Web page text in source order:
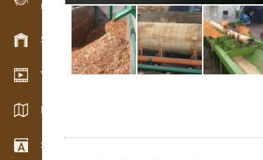
Evidence dřeva v terénu
Skladové hospodářství
Video showroom
Katalogy / Brožury
Slovník